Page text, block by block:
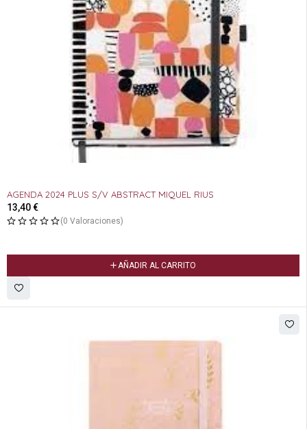
AGENDA 2024 PLUS S/V ABSTRACT MIQUEL RIUS
13,40€
(0 Valoraciones)
AÑADIR AL CARRITO